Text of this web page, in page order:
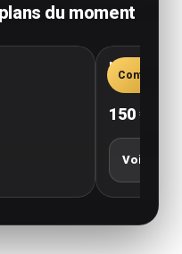
du moment
Confort
New
150 €
Voir le